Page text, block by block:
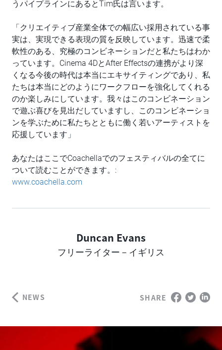
うパイプラインにあるとTim氏は言います。
「クリエイティブ産業全体での幅広い採用されている事
実は、実現できる表現の質を反映しています。迅速で柔
軟性のある、究極のコンビネーションだと私たちはわか
っています。Cinema 4DとAfter Effectsの連携がより深
くなる今後の時代は本当にエキサイティングであり、私
たちは本当にどのようにワークフローを強化してくれる
のか楽しみにしています。我々はこのコンビネーション
で遊ぶ喜びを見出だしていますし、このコンビネーショ
ンを学ぶために私たちとともに働く若いアーティストを
応援しています」
あなたはここでCoachellaでのフェスティバルの全てに
ついて読むことができます。:
www.coachella.com
Author
Duncan Evans
フリーライター – イギリス
NEWS SHARE